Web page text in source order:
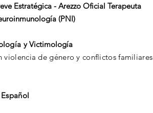
Estratégica - Arezzo Oficial Terapeuta
(PNI)
yVictimología
violencia de género y conflictos familiares